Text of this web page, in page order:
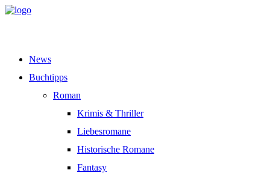
News
Buchtipps
Roman
Krimis & Thriller
Liebesromane
Historische Romane
Fantasy